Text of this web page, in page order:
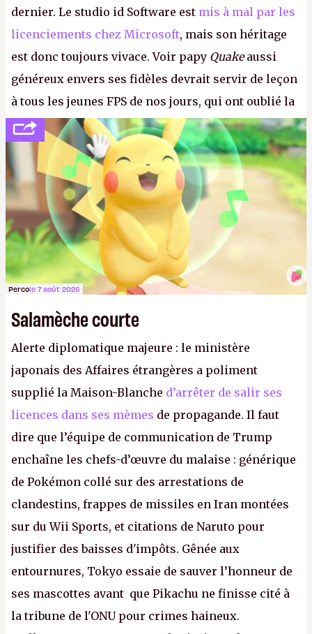
dernier. Le studio id Software est mis à mal par les
licenciements chez Microsoft, mais son héritage
est donc toujours vivace. Voir papy Quakeaussi
généreux envers ses fidèles devrait servir de leçon
à tous les jeunes FPS de nos jours, qui ont oublié la
politesse et le respect envers leurs joueurs et les
anciens. Il leur faudrait une bonne guerre des
consoles à ces petits cons !
Percole 7 août 2026
Salamèche courte
Alerte diplomatique majeure : le ministère
japonais des Affaires étrangères a poliment
supplié la Maison-Blanche d’arrêter de salir ses
licences dans ses mèmes de propagande. Il faut
dire que l’équipe de communication de Trump
enchaîne les chefs-d’œuvre du malaise : générique
de Pokémon collé sur des arrestations de
clandestins, frappes de missiles en Iran montées
sur du Wii Sports, et citations de Naruto pour
justifier des baisses d'impôts. Gênée aux
entournures, Tokyo essaie de sauver l’honneur de
ses mascottes avant que Pikachu ne finisse cité à
la tribune de l'ONU pour crimes haineux.